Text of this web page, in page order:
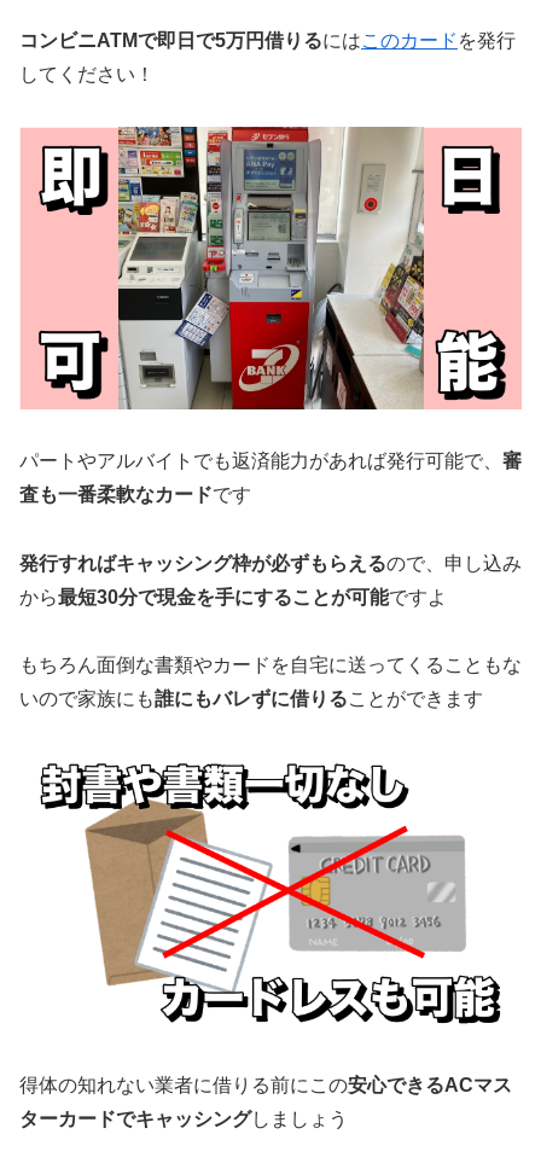
コンビニATMで即日で5万円借りるにはこのカード を発行
してください！
パートやアルバイトでも返済能力があれば発行可能で、 審
査も一番柔軟なカードです
発行すればキャッシング枠が必ずもらえるので、申し込み
から最短30分で現金を手にすることが可能ですよ
もちろん面倒な書類やカードを自宅に送ってくることもな
いので家族にも誰にもバレずに借りることができます
得体の知れない業者に借りる前にこの安心できるACマス
ターカードでキャッシングしましょう